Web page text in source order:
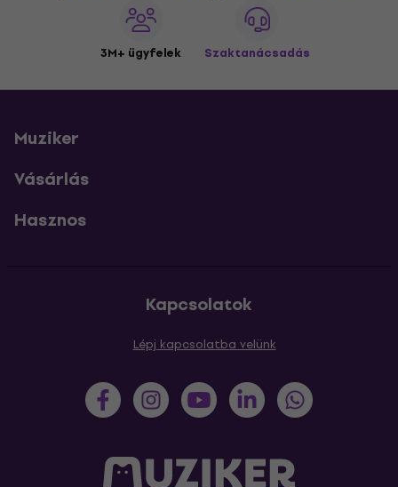
3M+ ügyfelek Szaktanácsadás
Muziker
Vásárlás
Hasznos
Kapcsolatok
Lépj kapcsolatba velünk